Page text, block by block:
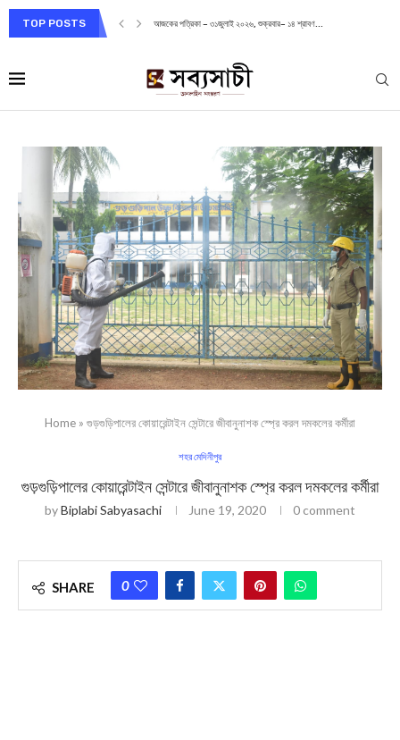
TOP POSTS আজকের পত্রিকা – ৩১জুলাই ২০২৬, শুক্রবার– ১৪ শ্রাবণ...
Home » গুড়গুড়িপালের কোয়ারেন্টাইন সেন্টারে জীবানুনাশক স্প্রে করল দমকলের কর্মীরা
শহর মেদিনীপুর
গুড়গুড়িপালের কোয়ারেন্টাইন সেন্টারে জীবানুনাশক স্প্রে করল দমকলের কর্মীরা
byBiplabi Sabyasachi June 19, 2020 0 comment
SHARE 0